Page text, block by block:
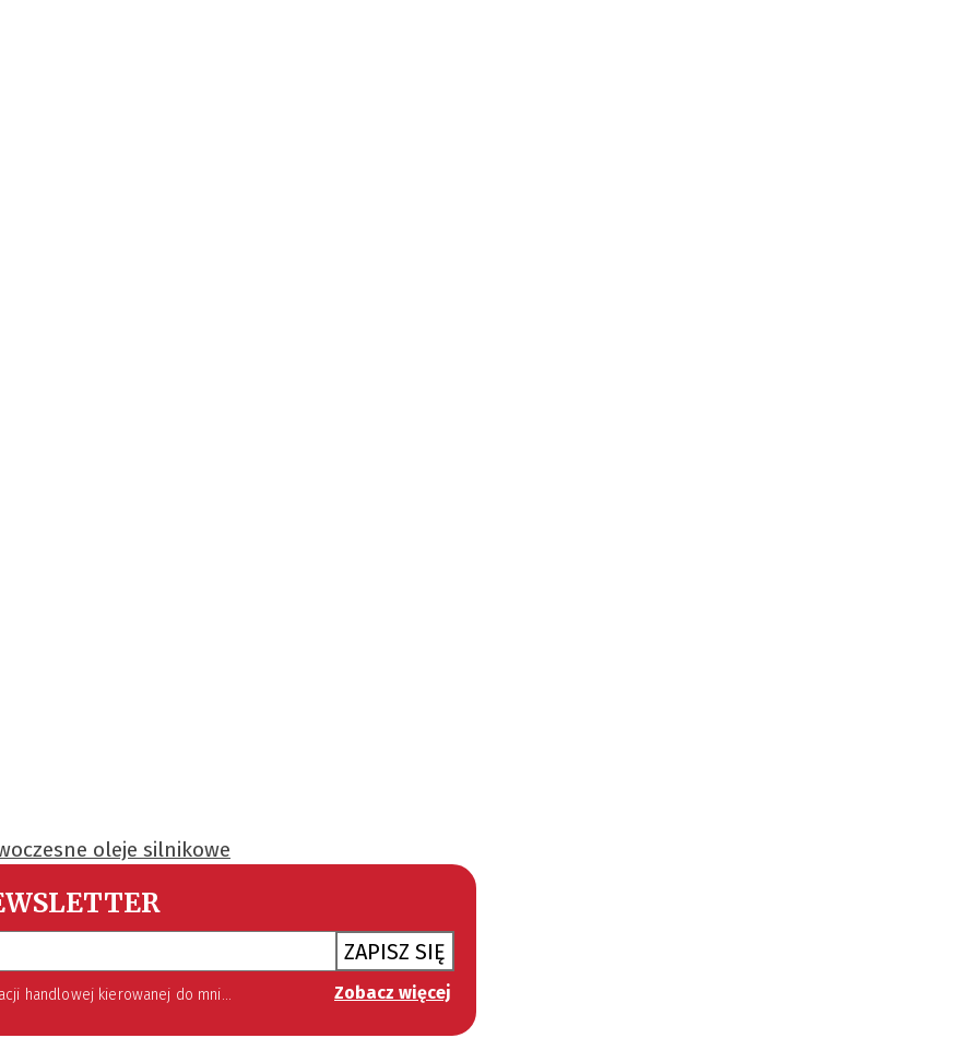
oleje silnikowe
ZAPISZ SIĘ
roku o świadczeniu usług drogą elektroniczną (Dz. U. 144 z 2002 r. poz. 1204). Zgoda jest dobrowolna, jednak jej wyrażenie jest konieczne, aby otrzymywać newsletter. Zobacz więcej